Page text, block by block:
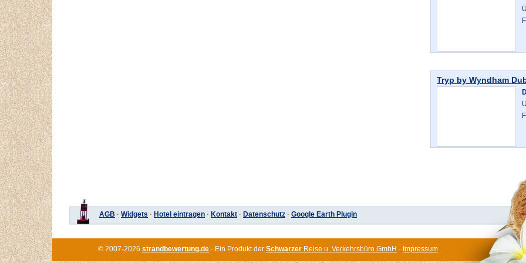
Tryp by Wyndham
AGB · Widgets · Hotel eintragen · Kontakt · Datenschutz · Google Earth Plugin
© 2007-2026 strandbewertung.de · Ein Produkt der Schwarzer Reise u. Verkehrsbüro GmbH · Impressum